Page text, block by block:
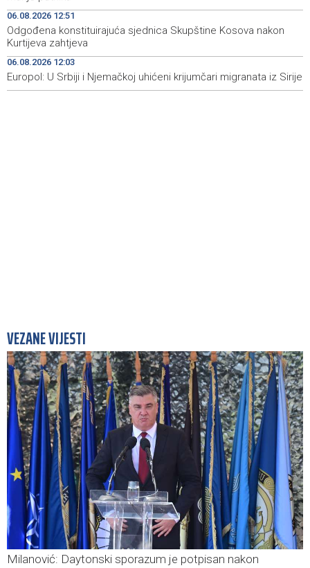
20:01 Announcement of events for Friday, 7 August 2026
19:55
Drugi Festival bakri okupio mještane i posjetitelje kod
Livna
06.08.2026 12:51
Odgođena konstituirajuća sjednica Skupštine Kosova nakon
Kurtijeva zahtjeva
06.08.2026 12:03
Europol: U Srbiji i Njemačkoj uhićeni krijumčari migranata iz Sirije
VEZANE VIJESTI
Milanović: Daytonski sporazum je potpisan nakon